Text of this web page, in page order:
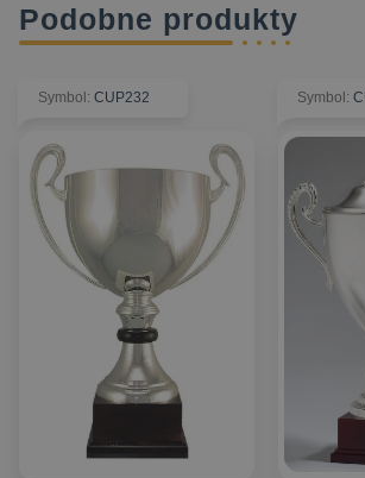
Podobne produkty
Symbol: CUP232 Symbol: